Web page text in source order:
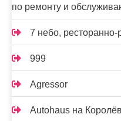
по ремонту и
7 небо, ресторанно-
999
Agressor
Autohaus на